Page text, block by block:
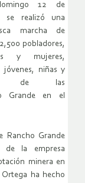
12 de
se realizó una
marcha de
pobladores,
y mujeres,
jóvenes, niñas y
de las
Grande en el
Rancho Grande
de la empresa
minera en
ha hecho